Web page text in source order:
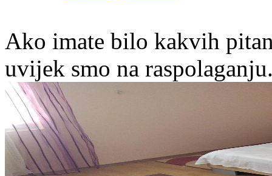
Ako imate bilo kakvih
uvijek smo na